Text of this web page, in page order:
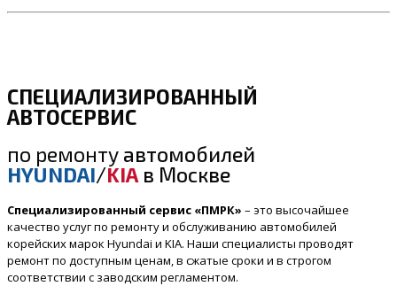
СПЕЦИАЛИЗИРОВАННЫЙ
АВТОСЕРВИС
по ремонту автомобилей
HYUNDAI/KIA в Москве
Специализированный сервис «ПМРК» – это высочайшее
качество услуг по ремонту и обслуживанию автомобилей
корейских марок Hyundai и KIA. Наши специалисты проводят
ремонт по доступным ценам, в сжатые сроки и в строгом
соответствии с заводским регламентом.